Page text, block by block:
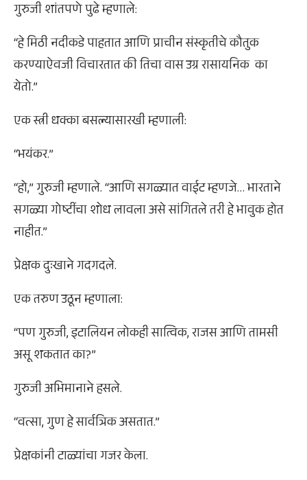
गुरुजी शांतपणे पुढे म्हणाले:
“हे मिठी नदीकडे पाहतात आणि प्राचीन संस्कृतीचे कौतुक
करण्याऐवजी विचारतात की तिचा वास उग्र रासायनिक का
येतो.”
एक स्त्री धक्का बसल्यासारखी म्हणाली:
“भयंकर.”
“हो,” गुरुजी म्हणाले. “आणि सगळ्यात वाईट म्हणजे… भारताने
सगळ्या गोष्टींचा शोध लावला असे सांगितले तरी हे भावुक होत
नाहीत.”
प्रेक्षक दुःखाने गदगदले.
एक तरुण उठून म्हणाला:
“पण गुरुजी, इटालियन लोकही सात्विक, राजस आणि तामसी
असू शकतात का?”
गुरुजी अभिमानाने हसले.
“वत्सा, गुण हे सार्वत्रिक असतात.”
प्रेक्षकांनी टाळ्यांचा गजर केला.